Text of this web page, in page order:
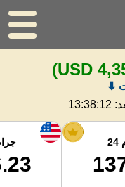
⬇
13:38:11